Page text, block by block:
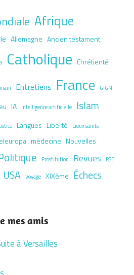
Afrique
Allemagne Ancien testament
Catholique Chrétienté
Entretiens France GIGN
IA Intelligence artificielle Islam
Langues Liberté Lieux saints
médecine Nouvelles
Prostitution Revues RSE
USA Voyage XIXème Échecs
mes amis
à Versailles